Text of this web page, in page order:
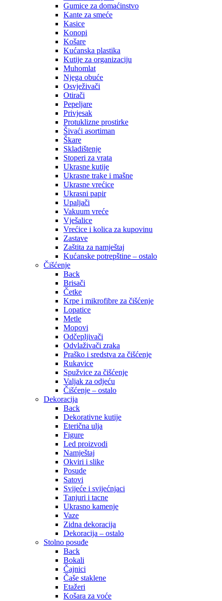
Gumice za domaćinstvo
Kante za smeće
Kasice
Konopi
Košare
Kućanska plastika
Kutije za organizaciju
Muhomlat
Njega obuće
Osvježivači
Otirači
Pepeljare
Privjesak
Protuklizne prostirke
Šivaći asortiman
Škare
Skladištenje
Stoperi za vrata
Ukrasne kutije
Ukrasne trake i mašne
Ukrasne vrećice
Ukrasni papir
Upaljači
Vakuum vreće
Vješalice
Vrećice i kolica za kupovinu
Zastave
Zaštita za namještaj
Kućanske potrepštine – ostalo
Čišćenje
Back
Brisači
Četke
Krpe i mikrofibre za čišćenje
Lopatice
Metle
Mopovi
Odčepljivači
Odvlaživači zraka
Praško i sredstva za čišćenje
Rukavice
Spužvice za čišćenje
Valjak za odjeću
Čišćenje – ostalo
Dekoracija
Back
Dekorativne kutije
Eterična ulja
Figure
Led proizvodi
Namještaj
Okviri i slike
Posude
Satovi
Svijeće i svijećnjaci
Tanjuri i tacne
Ukrasno kamenje
Vaze
Zidna dekoracija
Dekoracija – ostalo
Stolno posuđe
Back
Bokali
Čajnici
Čaše staklene
Etažeri
Košara za voće